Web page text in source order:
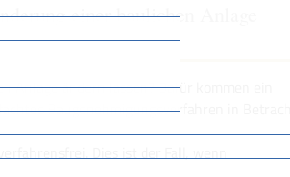
einer baulichen Anlage
ändern lassen? Dafür kommen ein
Baugenehmigungsverfahren in Betracht.
Dies ist der Fall, wenn